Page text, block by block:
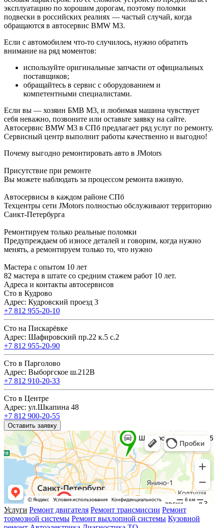
эксплуатацию по хорошим дорогам, поэтому поломки
подвески в российских реалиях — частый случай, когда
обращаются в автосервис BMW M3.
Если с автомобилем что-то случилось, нужно обратить
внимание на ряд моментов:
используйте оригинальные запчасти от официальных
поставщиков;
обращайтесь в сервис с оборудованием и
компетентными специалистами.
Если вы — хозяин БМВ M3, и любимая машина чувствует
себя неважно, позвоните или оставьте заявку на сайте.
Автосервис BMW M3 в СПб предлагает ряд услуг по ремонту.
Сервисный центр выполнит работы качественно и выгодно!
Почему выгодно ремонтировать авто в JMotors
Присутствие при ремонте
Вы можете наблюдать за процессом ремонта вживую.
Автосервисы в каждом районе СПб
Техцентры сети JMotors полностью обслуживают территорию
Санкт-Петербурга
Ремонтируем только реальные поломки
Предупреждаем об износе деталей и говорим, когда нужно
менять, а ремонтируем только то, что нужно
Мастера с опытом 10 лет
82 мастера в штате со средним стажем работ 10 лет.
Адреса и контакты автосервисов
Сто в Кудрово
Адрес: Кудровский проезд 3
+7 812 955-20-10
Сто на Пискарёвке
Адрес: Шафировский пр.22 к.5 с.2
+7 812 955-20-90
Сто в Парголово
Адрес: Выборгское ш.212В
+7 812 910-20-33
Сто в Центре
Адрес: ул.Шкапина 48
+7 812 900-20-55
Оставить заявку
Услуги Ремонт двигателя Ремонт трансмиссии Ремонт
тормозной системы Ремонт выхлопной системы Кузовной